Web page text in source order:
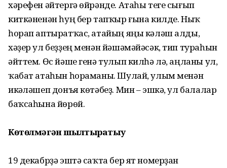
хәрефен әйтергә өйрәнде. Атаһы теге сығып
киткәненән һуң бер тапҡыр ғына килде. Ныҡ
һорап аптыратҡас, атайың яңы кәләш алды,
хәҙер ул беҙҙең менән йәшәмәйәсәк, тип тураһын
әйттем. Өс йәше генә тулып килһә лә, аңланы ул,
ҡабат атаһын һораманы. Шулай, улым менән
икәүләшеп донъя көтәбеҙ. Мин – эшкә, ул балалар
баҡсаһына йөрөй.
Көтөлмәгән шылтыратыу
19 декабрҙә эштә саҡта бер ят но­мер­ҙан